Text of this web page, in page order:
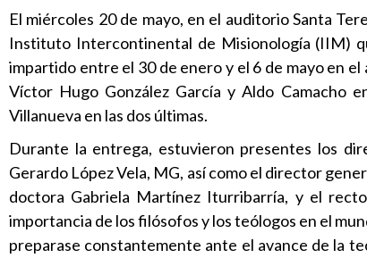
El miércoles 20 de mayo, en el auditorio Santa
Instituto Intercontinental de Misionología (IIM)
impartido entre el 30 de enero y el 6 de mayo en
Víctor Hugo González García y Aldo Camacho
Villanueva en las dos últimas.
Durante la entrega, estuvieron presentes los
Gerardo López Vela, MG, así como el director
doctora Gabriela Martínez Iturribarría, y el
importancia de los filósofos y los teólogos en el
preparase constantemente ante el avance de la